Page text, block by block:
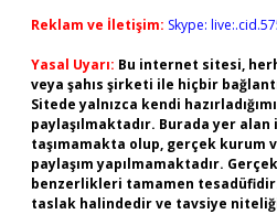
Reklam ve İletişim: Skype:
Yasal Uyarı: Bu internet sitesi,
veya şahıs şirketi ile hiçbir
Sitede yalnızca kendi
paylaşılmaktadır. Burada yer
taşımamakta olup, gerçek kurum
paylaşım yapılmamaktadır.
benzerlikleri tamamen
taslak halindedir ve tavsiye